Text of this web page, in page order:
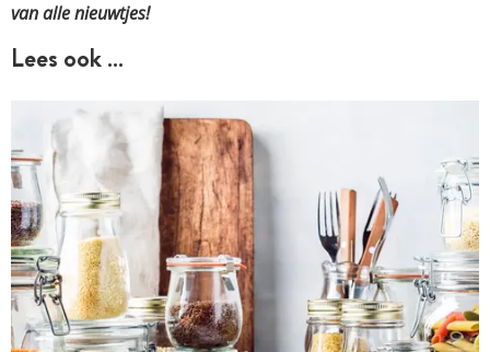
van alle nieuwtjes!
Lees ook …